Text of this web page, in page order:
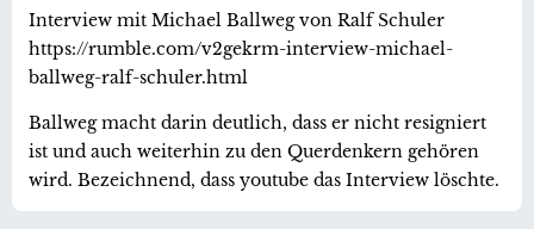
Interview mit Michael Ballweg von Ralf Schuler
https://rumble.com/v2gekrm-interview-michael-
ballweg-ralf-schuler.html
Ballweg macht darin deutlich, dass er nicht resigniert
ist und auch weiterhin zu den Querdenkern gehören
wird. Bezeichnend, dass youtube das Interview löschte.